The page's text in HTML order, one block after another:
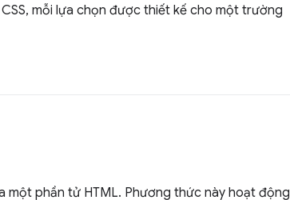
mỗi lựa chọn được thiết kế cho một trường
một phần tử HTML. Phương thức này hoạt động